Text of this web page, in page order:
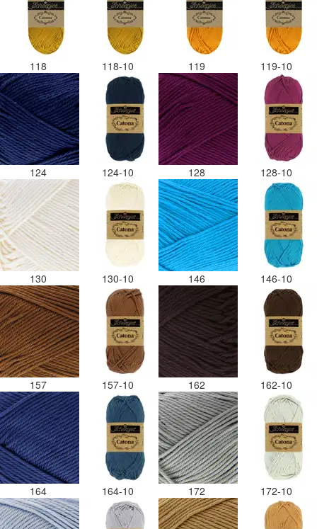
118 118-10 119 119-10
124 124-10 128 128-10
130 130-10 146 146-10
157 157-10 162 162-10
164 164-10 172 172-10